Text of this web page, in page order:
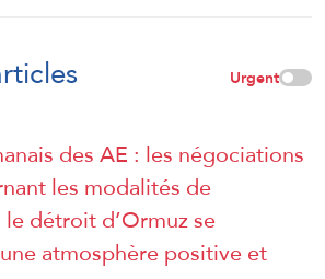
Urgent
des AE : les négociations
les modalités de
détroit d’Ormuz se
atmosphère positive et